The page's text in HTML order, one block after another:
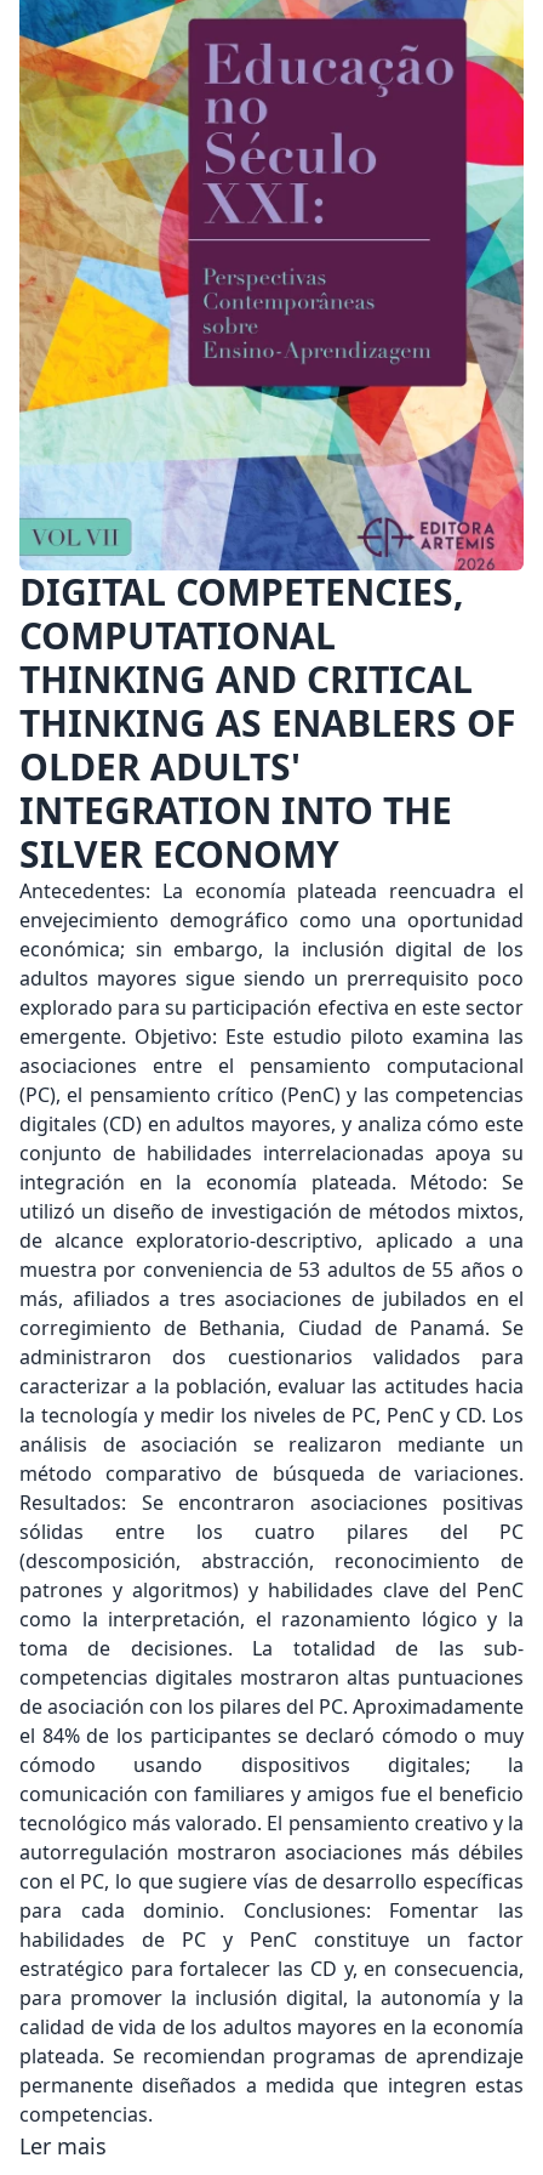
DIGITAL COMPETENCIES,
COMPUTATIONAL
THINKING AND CRITICAL
THINKING AS ENABLERS OF
OLDER ADULTS'
INTEGRATION INTO THE
SILVER ECONOMY
Antecedentes: La economía plateada reencuadra el
envejecimiento demográfico como una oportunidad
económica; sin embargo, la inclusión digital de los
adultos mayores sigue siendo un prerrequisito poco
explorado para su participación efectiva en este sector
emergente. Objetivo: Este estudio piloto examina las
asociaciones entre el pensamiento computacional
(PC), el pensamiento crítico (PenC) y las competencias
digitales (CD) en adultos mayores, y analiza cómo este
conjunto de habilidades interrelacionadas apoya su
integración en la economía plateada. Método: Se
utilizó un diseño de investigación de métodos mixtos,
de alcance exploratorio-descriptivo, aplicado a una
muestra por conveniencia de 53 adultos de 55 años o
más, afiliados a tres asociaciones de jubilados en el
corregimiento de Bethania, Ciudad de Panamá. Se
administraron dos cuestionarios validados para
caracterizar a la población, evaluar las actitudes hacia
la tecnología y medir los niveles de PC, PenC y CD. Los
análisis de asociación se realizaron mediante un
método comparativo de búsqueda de variaciones.
Resultados: Se encontraron asociaciones positivas
sólidas entre los cuatro pilares del PC
(descomposición, abstracción, reconocimiento de
patrones y algoritmos) y habilidades clave del PenC
como la interpretación, el razonamiento lógico y la
toma de decisiones. La totalidad de las sub-
competencias digitales mostraron altas puntuaciones
de asociación con los pilares del PC. Aproximadamente
el 84% de los participantes se declaró cómodo o muy
cómodo usando dispositivos digitales; la
comunicación con familiares y amigos fue el beneficio
tecnológico más valorado. El pensamiento creativo y la
autorregulación mostraron asociaciones más débiles
con el PC, lo que sugiere vías de desarrollo específicas
para cada dominio. Conclusiones: Fomentar las
habilidades de PC y PenC constituye un factor
estratégico para fortalecer las CD y, en consecuencia,
para promover la inclusión digital, la autonomía y la
calidad de vida de los adultos mayores en la economía
plateada. Se recomiendan programas de aprendizaje
permanente diseñados a medida que integren estas
competencias.
Ler mais
REVISTAS
SERVIÇOS
LIVRARIA
CHAMADAS ABERTAS
SUBMISSÃO